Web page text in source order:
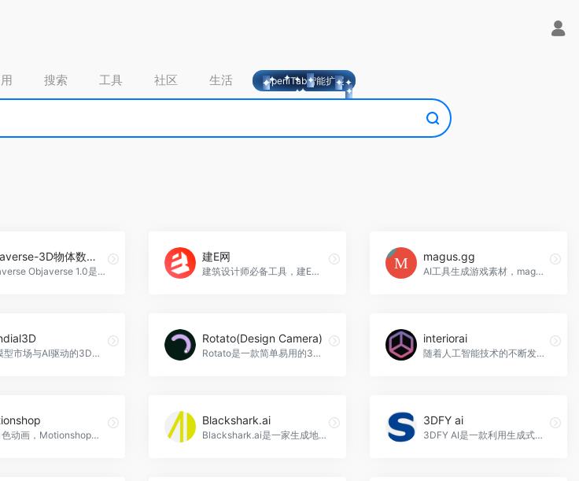
搜索 工具 社区 生活 OpeniTab智能扩展
Objaverse-3D物体数据集
Objaverse Objaverse 1.0是一个庞大的数据集，包含800K+个注释的3D对象，为用户提供了丰富多样的3D模型选择，可广泛应用于游戏开发、虚拟现实和建筑设计等领域，Objaverse-3D物体数据集官网入口网址
建E网
建筑设计师必备工具，建E网官网入口网址
magus.gg
AI工具生成游戏素材，magus.gg官网入口网址
3D模型市场与AI驱动的3D模型创建，Mondial3D官网入口网址
Rotato(Design Camera)
Rotato是一款简单易用的3D模型生成和动画制作软件，可以帮助用户快速生成逼真的手机、平板等设备的3D模型，并将自己的应用和网页设计放置在设备屏幕上，生成高质量的3D模型图片和视频，Rotato(Design Camera)官网入口网址
interiorai
随着人工智能技术的不断发展，室内设计也在逐渐变得更加科技化和精准化。InteriorAI人工智能的室内设计模型，正是这一趋势的代表之一。其出图效果极佳，在室内设计领域中具有广泛的应用前景，interiorai官网入口网址
AI 角色动画，Motionshop官网入口网址
Blackshark.ai
Blackshark.ai是一家生成地球数字孪生的公司，通过卫星数据和人工智能技术，生成实时、准确、可搜索和逼真的全球3D数字孪生，Blackshark.ai官网入口网址
3DFY ai
3DFY AI是一款利用生成式人工智能从文本中创建高质量3D模型的工具，可以大大提高3D建模的效率和准确度。该工具提供了多种服务，包括文本到3D web和API服务，大规模3D数据集生成，图像到3D服务等等，3DFY ai官网入口网址